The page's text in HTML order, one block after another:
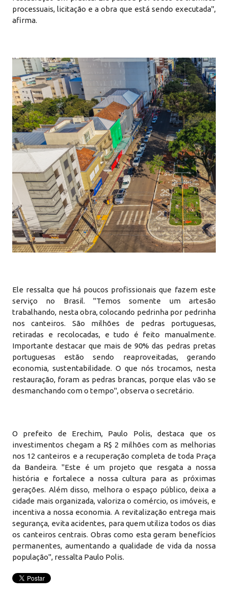
processuais, licitação e a obra que está sendo executada",
afirma.
Ele ressalta que há poucos profissionais que fazem este
serviço no Brasil. "Temos somente um artesão
trabalhando, nesta obra, colocando pedrinha por pedrinha
nos canteiros. São milhões de pedras portuguesas,
retiradas e recolocadas, e tudo é feito manualmente.
Importante destacar que mais de 90% das pedras pretas
portuguesas estão sendo reaproveitadas, gerando
economia, sustentabilidade. O que nós trocamos, nesta
restauração, foram as pedras brancas, porque elas vão se
desmanchando com o tempo", observa o secretário.
O prefeito de Erechim, Paulo Polis, destaca que os
investimentos chegam a R$ 2 milhões com as melhorias
nos 12 canteiros e a recuperação completa de toda Praça
da Bandeira. "Este é um projeto que resgata a nossa
história e fortalece a nossa cultura para as próximas
gerações. Além disso, melhora o espaço público, deixa a
cidade mais organizada, valoriza o comércio, os imóveis, e
incentiva a nossa economia. A revitalização entrega mais
segurança, evita acidentes, para quem utiliza todos os dias
os canteiros centrais. Obras como esta geram benefícios
permanentes, aumentando a qualidade de vida da nossa
população", ressalta Paulo Polis.